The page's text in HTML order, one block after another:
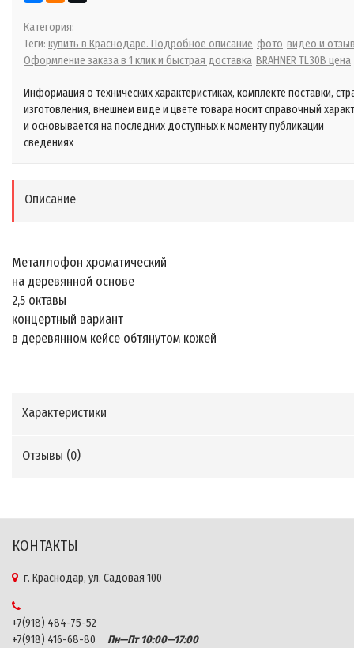
Категория:
Теги: купить в Краснодаре. Подробное описание фото видео и
Оформление заказа в 1 клик и быстрая доставка BRAHNER TL30B цена
Информация о технических характеристиках, комплекте поставки,
изготовления, внешнем виде и цвете товара носит справочный
и основывается на последних доступных к моменту публикации
сведениях
Описание
Металлофон хроматический
на деревянной основе
2,5 октавы
концертный вариант
в деревянном кейсе обтянутом кожей
Характеристики
Отзывы (0)
КОНТАКТЫ
г. Краснодар, ул. Садовая 100
+7(918) 484-75-52
+7(918) 416-68-80
Пн—Пт 10:00—17:00